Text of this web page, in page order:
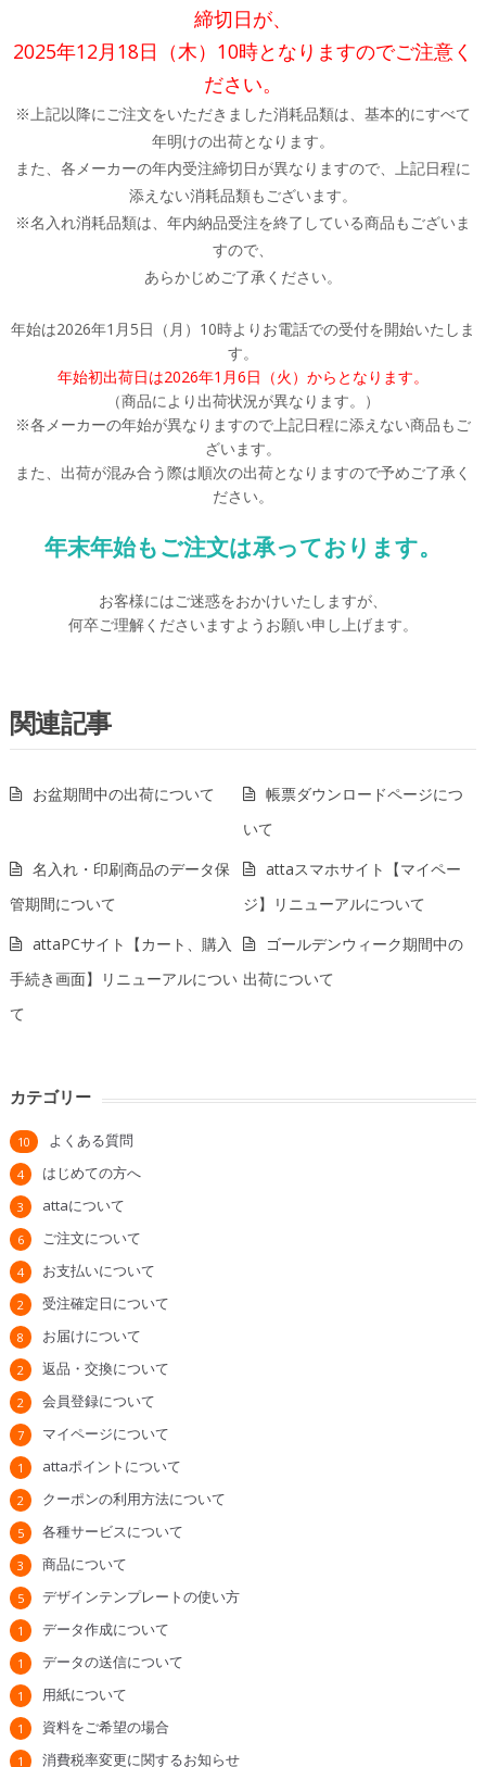
締切日が、
2025年12月18日（木）10時となりますのでご注意く
ださい。
※上記以降にご注文をいただきました消耗品類は、基本的にすべて
年明けの出荷となります。
また、各メーカーの年内受注締切日が異なりますので、上記日程に
添えない消耗品類もございます。
※名入れ消耗品類は、年内納品受注を終了している商品もございま
すので、
あらかじめご了承ください。
年始は2026年1月5日（月）10時よりお電話での受付を開始いたしま
す。
年始初出荷日は2026年1月6日（火）からとなります。
（商品により出荷状況が異なります。）
※各メーカーの年始が異なりますので上記日程に添えない商品もご
ざいます。
また、出荷が混み合う際は順次の出荷となりますので予めご了承く
ださい。
年末年始もご注文は承っております。
お客様にはご迷惑をおかけいたしますが、
何卒ご理解くださいますようお願い申し上げます。
関連記事
お盆期間中の出荷について
帳票ダウンロードページにつ
いて
名入れ・印刷商品のデータ保
管期間について
attaスマホサイト【マイペー
ジ】リニューアルについて
attaPCサイト【カート、購入
手続き画面】リニューアルについ
て
ゴールデンウィーク期間中の
出荷について
カテゴリー
よくある質問
10
はじめての方へ
4
attaについて
3
ご注文について
6
お支払いについて
4
受注確定日について
2
お届けについて
8
返品・交換について
2
会員登録について
2
マイページについて
7
attaポイントについて
1
クーポンの利用方法について
2
各種サービスについて
5
商品について
3
デザインテンプレートの使い方
5
データ作成について
1
データの送信について
1
用紙について
1
資料をご希望の場合
1
消費税率変更に関するお知らせ
1